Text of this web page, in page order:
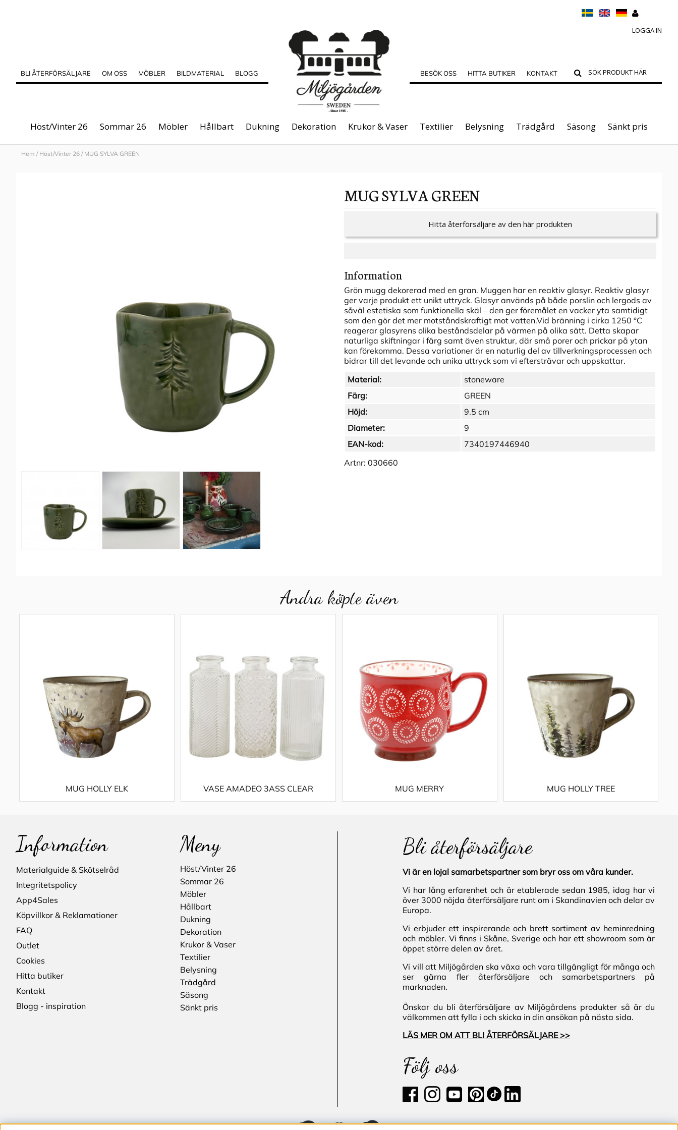
LOGGA IN
BLI ÅTERFÖRSÄLJARE OM OSS MÖBLER BILDMATERIAL BLOGG BESÖK OSS HITTA BUTIKER KONTAKT
Höst/Vinter 26 Sommar 26 Möbler Hållbart Dukning Dekoration Krukor & Vaser Textilier Belysning Trädgård Säsong Sänkt pris
Hem / Höst/Vinter 26 / MUG SYLVA GREEN
MUG SYLVA GREEN
Hitta återförsäljare av den här produkten
Information
Grön mugg dekorerad med en gran. Muggen har en reaktiv glasyr. Reaktiv glasyr
ger varje produkt ett unikt uttryck. Glasyr används på både porslin och lergods av
såväl estetiska som funktionella skäl – den ger föremålet en vacker yta samtidigt
som den gör det mer motståndskraftigt mot vatten.Vid bränning i cirka 1250 °C
reagerar glasyrens olika beståndsdelar på värmen på olika sätt. Detta skapar
naturliga skiftningar i färg samt även struktur, där små porer och prickar på ytan
kan förekomma. Dessa variationer är en naturlig del av tillverkningsprocessen och
bidrar till det levande och unika uttryck som vi eftersträvar och uppskattar.
Material:
stoneware
Färg:
GREEN
Höjd:
9.5 cm
Diameter:
9
EAN-kod:
7340197446940
Artnr: 030660
Andra köpte även
MUG HOLLY ELK VASE AMADEO 3ASS CLEAR MUG MERRY MUG HOLLY TREE
Information
Materialguide & Skötselråd
Integritetspolicy
App4Sales
Köpvillkor & Reklamationer
FAQ
Outlet
Cookies
Hitta butiker
Kontakt
Blogg - inspiration
Meny
Höst/Vinter 26
Sommar 26
Möbler
Hållbart
Dukning
Dekoration
Krukor & Vaser
Textilier
Belysning
Trädgård
Säsong
Sänkt pris
Bli återförsäljare
Vi är en lojal samarbetspartner som bryr oss om våra kunder.
Vi har lång erfarenhet och är etablerade sedan 1985, idag har vi
över 3000 nöjda återförsäljare runt om i Skandinavien och delar av
Europa.
Vi erbjuder ett inspirerande och brett sortiment av heminredning
och möbler. Vi finns i Skåne, Sverige och har ett showroom som är
öppet större delen av året.
Vi vill att Miljögården ska växa och vara tillgängligt för många och
ser gärna fler återförsäljare och samarbetspartners på
marknaden.
Önskar du bli återförsäljare av Miljögårdens produkter så är du
välkommen att fylla i och skicka in din ansökan på nästa sida.
LÄS MER OM ATT BLI ÅTERFÖRSÄLJARE >>
Följ oss